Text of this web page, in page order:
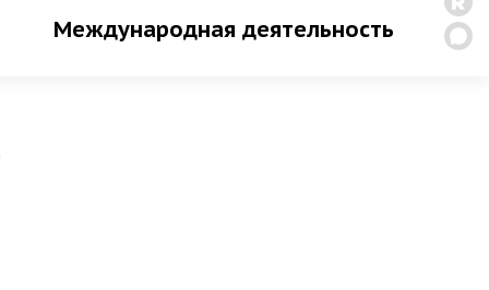
Международная деятельность